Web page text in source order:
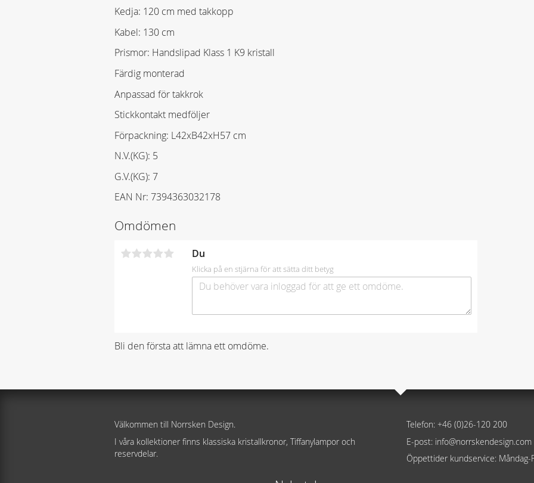
Kedja: 120 cm med takkopp
Kabel: 130 cm
Prismor: Handslipad Klass 1 K9 kristall
Färdig monterad
Anpassad för takkrok
Stickkontakt medföljer
Förpackning: L42xB42xH57 cm
N.V.(KG): 5
G.V.(KG): 7
EAN Nr: 7394363032178
Omdömen
Du
Klicka på en stjärna för att sätta ditt betyg
Bli den första att lämna ett omdöme.
Välkommen till Norrsken Design.
I våra kollektioner finns klassiska kristallkronor, Tiffanylampor och
reservdelar.
Telefon: +46 (0)26-120 200
E-post: info@norrskendesign.com
Öppettider kundservice: Måndag-